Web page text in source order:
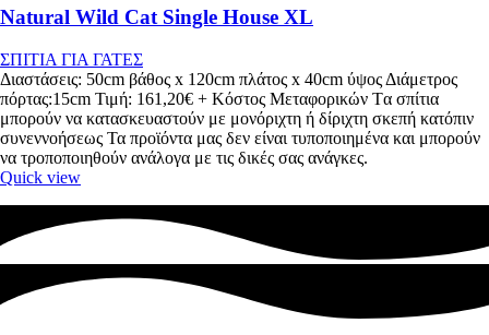
Natural Wild Cat Single House XL
ΣΠΙΤΙΑ ΓΙΑ ΓΑΤΕΣ
Διαστάσεις: 50cm βάθος x 120cm πλάτος x 40cm ύψος Διάμετρος
πόρτας:15cm Τιμή: 161,20€ + Κόστος Μεταφορικών Tα σπίτια
μπορούν να κατασκευαστούν με μονόριχτη ή δίριχτη σκεπή κατόπιν
συνεννοήσεως Τα προϊόντα μας δεν είναι τυποποιημένα και μπορούν
να τροποποιηθούν ανάλογα με τις δικές σας ανάγκες.
Quick view